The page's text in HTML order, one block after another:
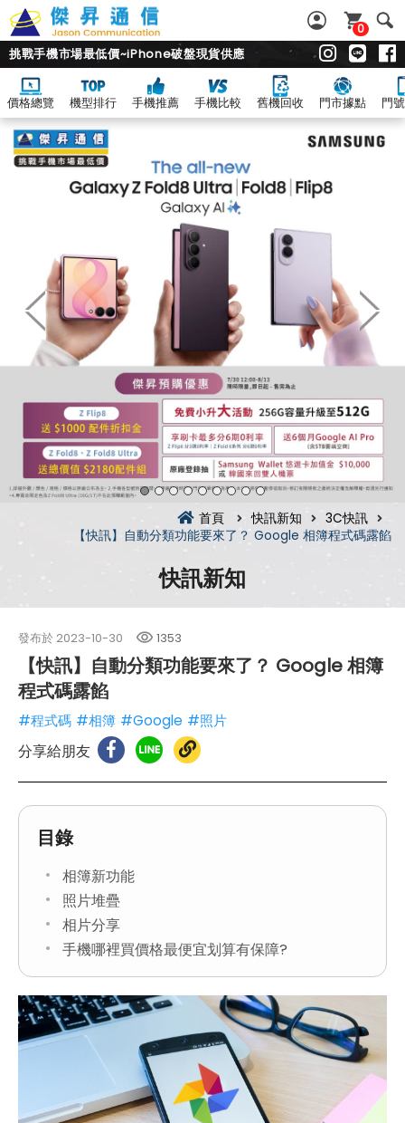
0
挑戰手機市場最低價~iPhone破盤現貨供應
價格總覽 機型排行 手機推薦 手機比較 舊機回收 門市據點 門
首頁 快訊新知
3C快訊
【快訊】自動分類功能要來了？ Google 相簿程式碼露餡
快訊新知
發布於 2023-10-30 1353
【快訊】自動分類功能要來了？ Google 相簿
程式碼露餡
#程式碼 #相簿 #Google #照片
分享給朋友
目錄
相簿新功能
照片堆疊
相片分享
手機哪裡買價格最便宜划算有保障?